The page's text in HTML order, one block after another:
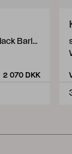
stol med armlæn, Nordic Green/Black Barley
2 070 DKK